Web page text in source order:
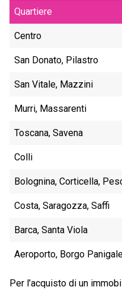
Quartiere
Centro
San Donato, Pilastro
San Vitale, Mazzini
Murri, Massarenti
Toscana, Savena
Colli
Bolognina, Corticella,
Costa, Saragozza, Saffi
Barca, Santa Viola
Aeroporto, Borgo
Per l’acquisto di un